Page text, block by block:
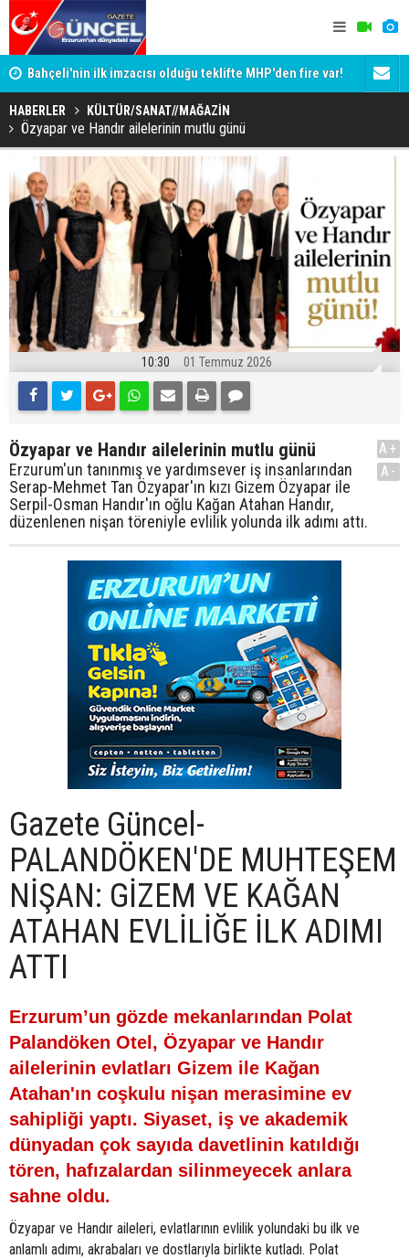
Bahçeli'nin ilk imzacısı olduğu teklifte MHP'den fire var!
İşte imzalamayan o isim
Siyaset-
HABERLER KÜLTÜR/SANAT//MAĞAZİN
Özyapar ve Handır ailelerinin mutlu günü
10:30 01 Temmuz 2026
Özyapar ve Handır ailelerinin mutlu günü
Erzurum'un tanınmış ve yardımsever iş insanlarından
Serap-Mehmet Tan Özyapar'ın kızı Gizem Özyapar ile
Serpil-Osman Handır'ın oğlu Kağan Atahan Handır,
düzenlenen nişan töreniyle evlilik yolunda ilk adımı attı.
A+
A-
Gazete Güncel-
PALANDÖKEN'DE MUHTEŞEM
NİŞAN: GİZEM VE KAĞAN
ATAHAN EVLİLİĞE İLK ADIMI
ATTI
Erzurum’un gözde mekanlarından Polat
Palandöken Otel, Özyapar ve Handır
ailelerinin evlatları Gizem ile Kağan
Atahan'ın coşkulu nişan merasimine ev
sahipliği yaptı. Siyaset, iş ve akademik
dünyadan çok sayıda davetlinin katıldığı
tören, hafızalardan silinmeyecek anlara
sahne oldu.
Özyapar ve Handır aileleri, evlatlarının evlilik yolundaki bu ilk ve
anlamlı adımı, akrabaları ve dostlarıyla birlikte kutladı. Polat